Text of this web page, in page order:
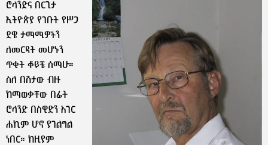
ሮላንድና በርጊታ
ኢትዮጵያ የገቡት የሥጋ
ደዌ ታማሚዎችን
ለመርዳት መሆኑን
ጥቂት ቆይቼ ሰማሁ።
ስለ በሽታው ብዙ
ከማወቃቸው በፊት
ሮላንድ በስዊድን አገር
ሐኪም ሆኖ ያገልግል
ነበር። ከዚያም